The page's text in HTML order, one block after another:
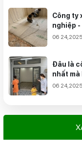
Công ty
nghiệp -
06 24,2025
Đâu là
nhất mà
06 24,2025